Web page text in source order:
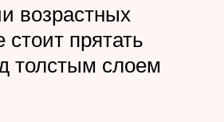
возрастных
прятать
толстым слоем